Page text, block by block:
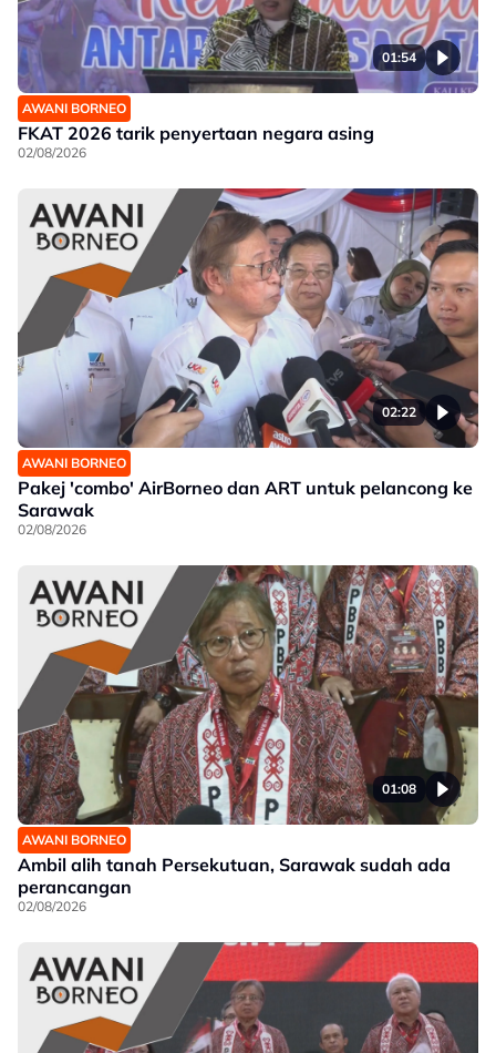
01:54
AWANI BORNEO
FKAT 2026 tarik penyertaan negara asing
02/08/2026
02:22
AWANI BORNEO
Pakej 'combo' AirBorneo dan ART untuk pelancong ke
Sarawak
02/08/2026
01:08
AWANI BORNEO
Ambil alih tanah Persekutuan, Sarawak sudah ada
perancangan
02/08/2026